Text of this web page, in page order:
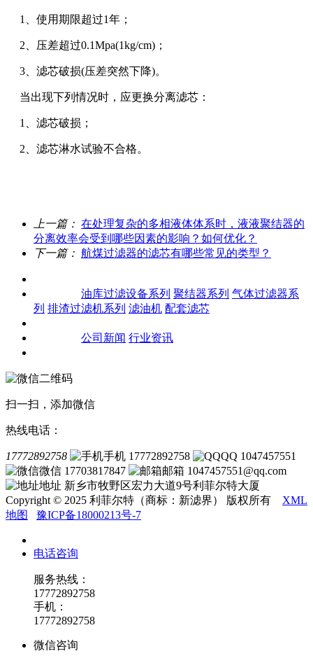
1、使用期限超过1年；
2、压差超过0.1Mpa(1kg/cm)；
3、滤芯破损(压差突然下降)。
当出现下列情况时，应更换分离滤芯：
1、滤芯破损；
2、滤芯淋水试验不合格。
上一篇： 在处理复杂的多相液体体系时，液液聚结器的
分离效率会受到哪些因素的影响？如何优化？
下一篇： 航煤过滤器的滤芯有哪些常见的类型？
油库过滤设备系列 聚结器系列 气体过滤器系
列 排渣过滤机系列 滤油机 配套滤芯
公司新闻 行业资讯
扫一扫，添加微信
热线电话：
17772892758 手机 17772892758
QQ 1047457551
微信 17703817847
邮箱 1047457551@qq.com
地址 新乡市牧野区宏力大道9号利菲尔特大厦
Copyright © 2025 利菲尔特（商标：新滤界） 版权所有 XML
地图
豫ICP备18000213号-7
电话咨询
服务热线：
17772892758
手机：
17772892758
微信咨询